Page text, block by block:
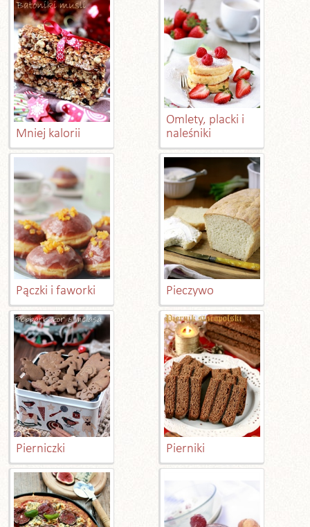
Mniej kalorii
Omlety, placki i
naleśniki
Pączki i faworki Pieczywo
Pierniczki Pierniki